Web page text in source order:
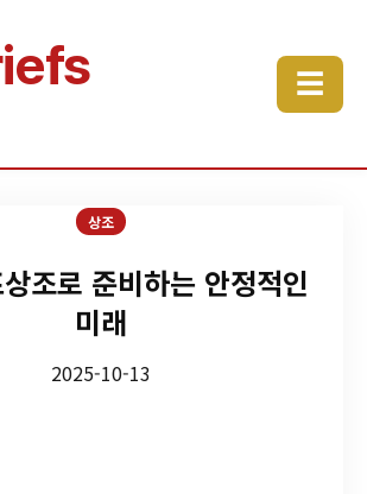
☰
상조
조로 준비하는 안정적인
미래
2025-10-13